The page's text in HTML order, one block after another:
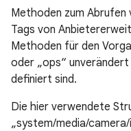
Methoden zum
Tags von
Methoden für den
oder „ops“
definiert sind.
Die hier verwendete
„system/media/